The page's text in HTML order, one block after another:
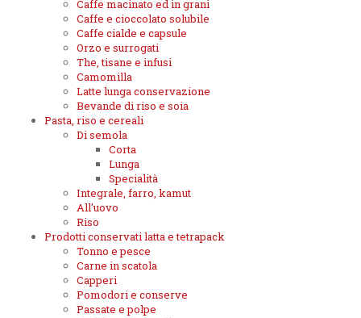
Caffe macinato ed in grani
Caffe e cioccolato solubile
Caffe cialde e capsule
Orzo e surrogati
The, tisane e infusi
Camomilla
Latte lunga conservazione
Bevande di riso e soia
Pasta, riso e cereali
Di semola
Corta
Lunga
Specialità
Integrale, farro, kamut
All'uovo
Riso
Prodotti conservati latta e tetrapack
Tonno e pesce
Carne in scatola
Capperi
Pomodori e conserve
Passate e polpe